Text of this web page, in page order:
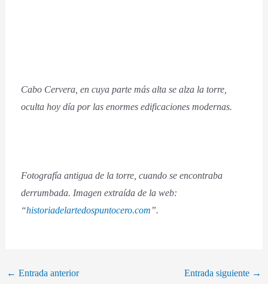
Cabo Cervera, en cuya parte más alta se alza la torre,
oculta hoy día por las enormes edificaciones modernas.
Fotografía antigua de la torre, cuando se encontraba
derrumbada. Imagen extraída de la web:
“historiadelartedospuntocero.com”.
← Entrada anterior Entrada siguiente →